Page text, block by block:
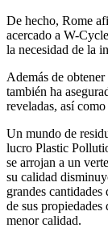
De hecho, Rome
acercado a W-
la necesidad de la
Además de
también ha
reveladas, así
Un mundo de
lucro Plastic
se arrojan a un
su calidad
grandes
de sus propiedades
menor calidad.